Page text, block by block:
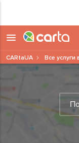
CARtaUA Все услуги